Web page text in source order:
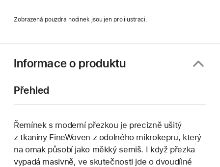
Zobrazená pouzdra hodinek jsou jen pro ilustraci.
Informace o produktu
Přehled
Řemínek s moderní přezkou je precizně ušitý
z tkaniny FineWoven z odolného mikrokepru, který
na omak působí jako měkký semiš. I když přezka
vypadá masivně, ve skutečnosti jde o dvoudílné